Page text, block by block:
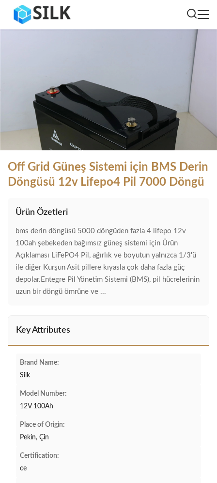
Off Grid Güneş Sistemi için BMS Derin
Döngüsü 12v Lifepo4 Pil 7000 Döngü
Ürün Özetleri
bms derin döngüsü 5000 döngüden fazla 4 lifepo 12v
100ah şebekeden bağımsız güneş sistemi için Ürün
Açıklaması LiFePO4 Pil, ağırlık ve boyutun yalnızca 1/3'ü
ile diğer Kurşun Asit pillere kıyasla çok daha fazla güç
depolar.Entegre Pil Yönetim Sistemi (BMS), pil hücrelerinin
uzun bir döngü ömrüne ve ...
Key Attributes
Brand Name:
Silk
Model Number:
12V 100Ah
Place of Origin:
Pekin, Çin
Certification:
ce